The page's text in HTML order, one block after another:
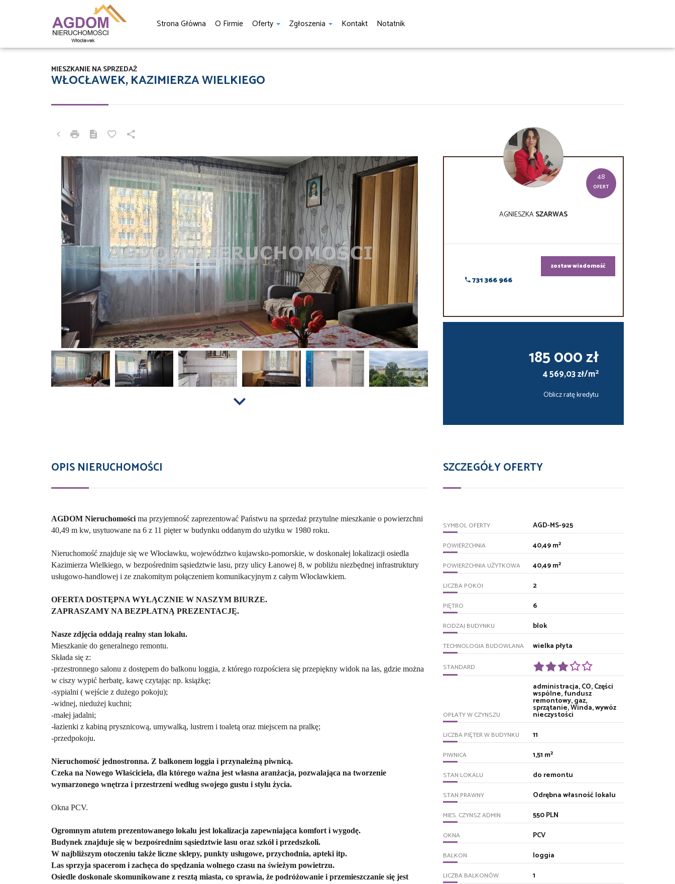
Strona Główna O Firmie Oferty Zgłoszenia Kontakt Notatnik
WŁOCŁAWEK, KAZIMIERZA WIELKIEGO
MIESZKANIE NA SPRZEDAŻ
48
OFERT
AGNIESZKASZARWAS
731 366 966
zostaw wiadomość
185 000 zł
4 569,03 zł/m2
Oblicz ratę kredytu
OPIS NIERUCHOMOŚCI
AGDOM Nieruchomości ma przyjemność zaprezentować Państwu na sprzedaż przytulne mieszkanie o powierzchni
40,49 m kw, usytuowane na 6 z 11 pięter w budynku oddanym do użytku w 1980 roku.
Nieruchomość znajduje się we Włocławku, województwo kujawsko-pomorskie, w doskonałej lokalizacji osiedla
Kazimierza Wielkiego, w bezpośrednim sąsiedztwie lasu, przy ulicy Łanowej 8, w pobliżu niezbędnej infrastruktury
usługowo-handlowej i ze znakomitym połączeniem komunikacyjnym z całym Włocławkiem.
OFERTA DOSTĘPNA WYŁĄCZNIE W NASZYM BIURZE.
ZAPRASZAMY NA BEZPŁATNĄ PREZENTACJĘ.
Nasze zdjęcia oddają realny stan lokalu.
Mieszkanie do generalnego remontu.
Składa się z:
-przestronnego salonu z dostępem do balkonu loggia, z którego rozpościera się przepiękny widok na las, gdzie można
w ciszy wypić herbatę, kawę czytając np. książkę;
-sypialni ( wejście z dużego pokoju);
-widnej, niedużej kuchni;
-małej jadalni;
-łazienki z kabiną prysznicową, umywalką, lustrem i toaletą oraz miejscem na pralkę;
-przedpokoju.
Nieruchomość jednostronna. Z balkonem loggia i przynależną piwnicą.
Czeka na Nowego Właściciela, dla którego ważna jest własna aranżacja, pozwalająca na tworzenie
wymarzonego wnętrza i przestrzeni według swojego gustu i stylu życia.
Okna PCV.
Ogromnym atutem prezentowanego lokalu jest lokalizacja zapewniająca komfort i wygodę.
Budynek znajduje się w bezpośrednim sąsiedztwie lasu oraz szkół i przedszkoli.
W najbliższym otoczeniu także liczne sklepy, punkty usługowe, przychodnia, apteki itp.
Las sprzyja spacerom i zachęca do spędzania wolnego czasu na świeżym powietrzu.
Osiedle doskonale skomunikowane z resztą miasta, co sprawia, że podróżowanie i przemieszczanie się jest
SZCZEGÓŁY OFERTY
SYMBOL OFERTY AGD-MS-925
POWIERZCHNIA 40,49 m²
POWIERZCHNIA UŻYTKOWA 40,49 m²
LICZBA POKOI 2
PIĘTRO 6
RODZAJ BUDYNKU blok
TECHNOLOGIA BUDOWLANA wielka płyta
STANDARD
OPŁATY W CZYNSZU
administracja, CO, Części
wspólne, fundusz
remontowy, gaz,
sprzątanie, Winda, wywóz
nieczystości
LICZBA PIĘTER W BUDYNKU 11
PIWNICA 1,51 m²
STAN LOKALU do remontu
STAN PRAWNY Odrębna własność lokalu
MIES. CZYNSZ ADMIN. 550 PLN
OKNA PCV
BALKON loggia
LICZBA BALKONÓW 1